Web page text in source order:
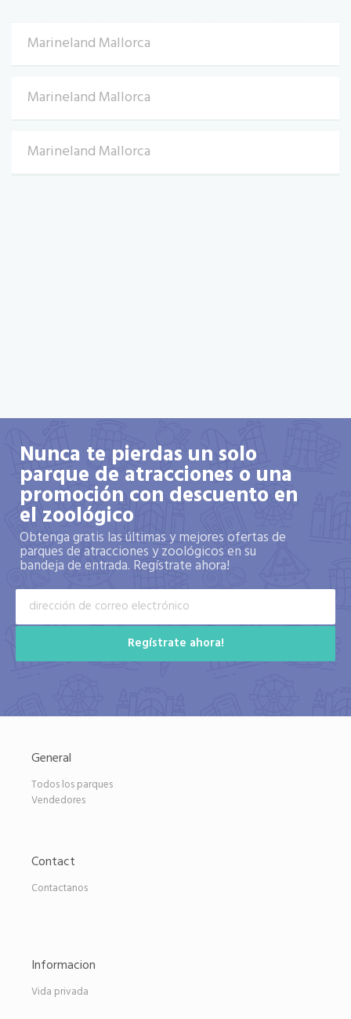
Marineland Mallorca
Marineland Mallorca
Marineland Mallorca
Nunca te pierdas un solo
parque de atracciones o una
promoción con descuento en
el zoológico
Obtenga gratis las últimas y mejores ofertas de
parques de atracciones y zoológicos en su
bandeja de entrada. Regístrate ahora!
General
Todos los parques
Vendedores
Contact
Contactanos
Informacion
Vida privada